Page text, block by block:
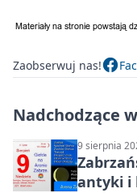
Zaobserwuj nas!
Nadchodzące
9 sierpnia
antyki i